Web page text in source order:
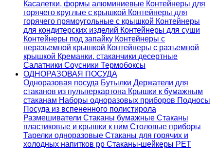
Касалетки, формы алюминиевые Контейнеры для
горячего круглые с крышкой Контейнеры для
горячего прямоугольные с крышкой Контейнеры
для кондитерских изделий Контейнеры для суши
Контейнеры под запайку Контейнеры с
неразьемной крышкой Контейнеры с разъемной
крышкой Креманки, стаканчики десертные
Салатники Соусники Термобоксы
ОДНОРАЗОВАЯ ПОСУДА
Одноразовая посуда Бутылки Держатели для
стаканов из пульперкартона Крышки к бумажным
стаканам Наборы одноразовых приборов Подносы
Посуда из вспененного полистирола
Размешиватели Стаканы бумажные Стаканы
пластиковые и крышки к ним Столовые приборы
Тарелки одноразовые Стаканы для горячих и
холодных напитков pp Стаканы-шейкеры PET